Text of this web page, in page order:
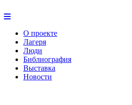
О проекте
Лагеря
Люди
Библиография
Выставка
Новости